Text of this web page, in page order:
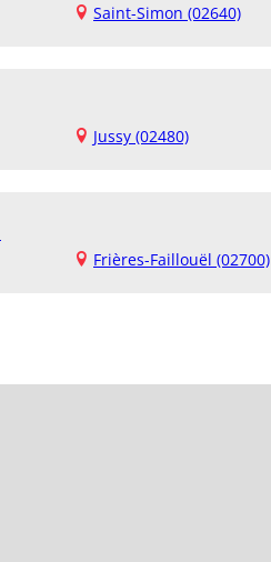
Saint-Simon (02640)
Jussy (02480)
Frières-Faillouël (02700)